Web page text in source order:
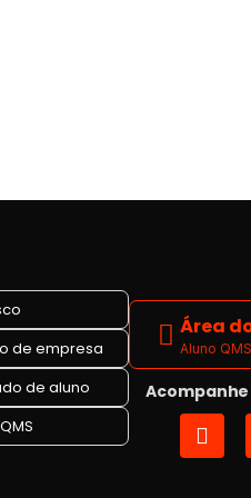
de empresa
de aluno
Área
Aluno
Acompanhe
I
n